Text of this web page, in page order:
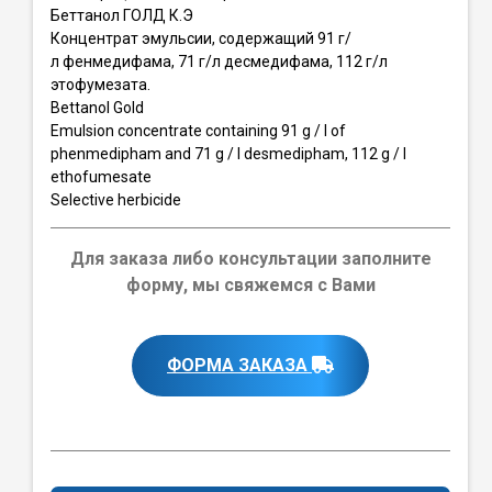
Беттанол ГОЛД К.Э
Концентрат эмульсии, содержащий 91 г/
л фенмедифама, 71 г/л десмедифама, 112 г/л
этофумезата.
Bettanol Gold
Emulsion concentrate containing 91 g / l of
phenmedipham and 71 g / l desmedipham, 112 g / l
ethofumesate
Selective herbicide
Для заказа либо консультации заполните
форму, мы свяжемся с Вами
ФОРМА ЗАКАЗА